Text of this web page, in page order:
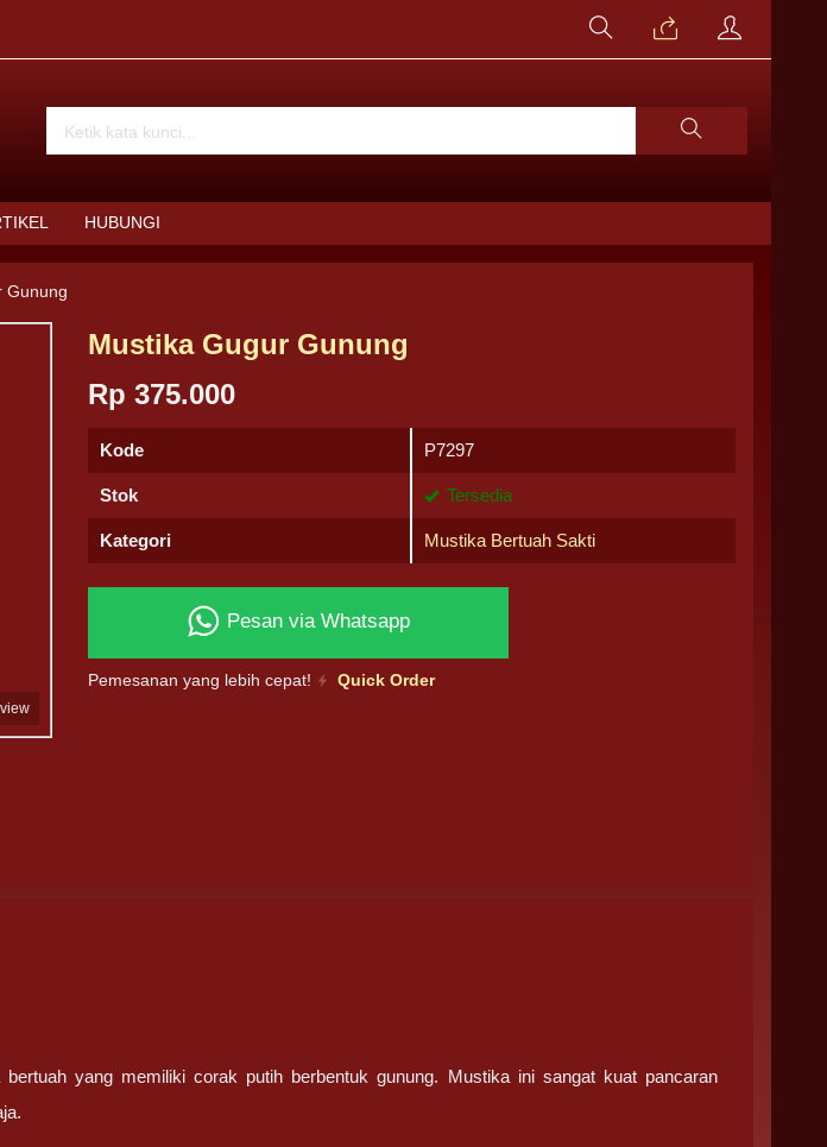
HUBUNGI
Gunung
Mustika Gugur Gunung
Rp 375.000
Kode P7297
Stok Tersedia
Kategori Mustika Bertuah Sakti
Pesan via Whatsapp
Pemesanan yang lebih cepat! Quick Order
yang memiliki corak putih berbentuk gunung. Mustika ini sangat kuat pancaran